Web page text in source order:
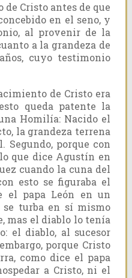
Cristo antes de que
en el seno, y
al provenir de la
a la grandeza de
cuyo testimonio
de Cristo era
queda patente la
Homilía: Nacido el
la grandeza terrena
Segundo, porque con
que dice Agustín en
cuando la cuna del
esto se figuraba el
el papa León en un
se turba en sí mismo
mas el diablo lo tenía
el diablo, al sucesor
porque Cristo
como dice el papa
a Cristo, ni el